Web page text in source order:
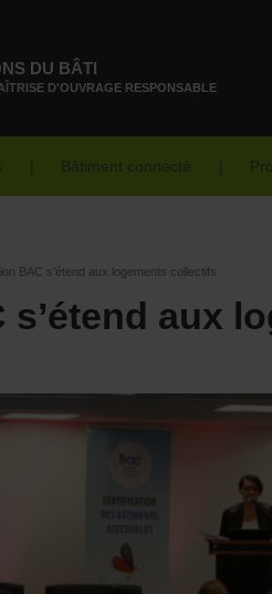
DU BÂTI
D'OUVRAGE RESPONSABLE
Bâtiment connecté
BAC s’étend aux logements collectifs
aux